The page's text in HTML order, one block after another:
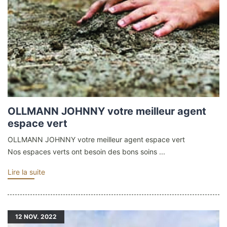
OLLMANN JOHNNY votre meilleur agent
espace vert
OLLMANN JOHNNY votre meilleur agent espace vert
Nos espaces verts ont besoin des bons soins ...
Lire la suite
12 NOV. 2022